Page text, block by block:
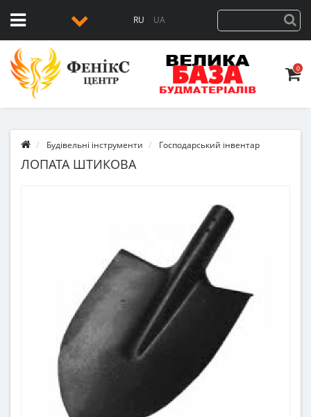
RU UA
0
Будівельні інструменти Господарський інвентар
ЛОПАТА ШТИКОВА